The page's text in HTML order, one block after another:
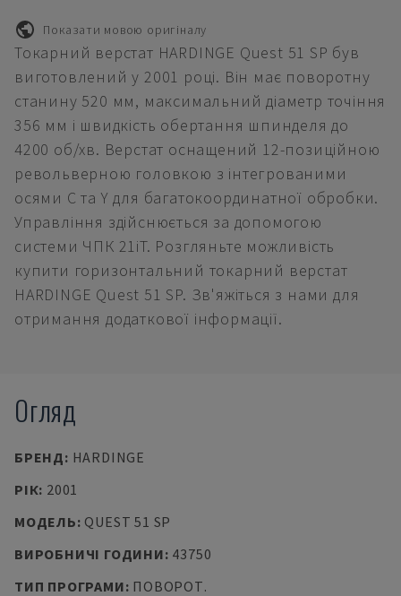
Показати мовою оригіналу
Токарний верстат HARDINGE Quest 51 SP був
виготовлений у 2001 році. Він має поворотну
станину 520 мм, максимальний діаметр точіння
356 мм і швидкість обертання шпинделя до
4200 об/хв. Верстат оснащений 12-позиційною
револьверною головкою з інтегрованими
осями С та Y для багатокоординатної обробки.
Управління здійснюється за допомогою
системи ЧПК 21iT. Розгляньте можливість
купити горизонтальний токарний верстат
HARDINGE Quest 51 SP. Зв'яжіться з нами для
отримання додаткової інформації.
Огляд
БРЕНД: HARDINGE
РІК: 2001
МОДЕЛЬ: QUEST 51 SP
ВИРОБНИЧІ ГОДИНИ: 43750
ТИП ПРОГРАМИ: ПОВОРОТ.